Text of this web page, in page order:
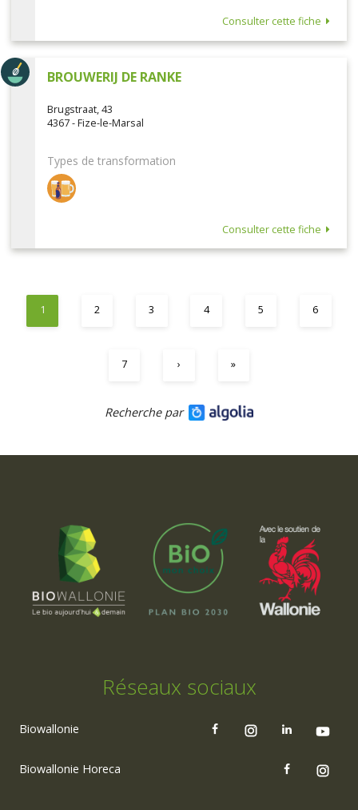
Consulter cette fiche
BROUWERIJ DE RANKE
Brugstraat, 43
4367 - Fize-le-Marsal
Types de transformation
Consulter cette fiche
1 2 3 4 5 6
7 › »
Recherche par
Réseaux sociaux
Biowallonie
Biowallonie Horeca